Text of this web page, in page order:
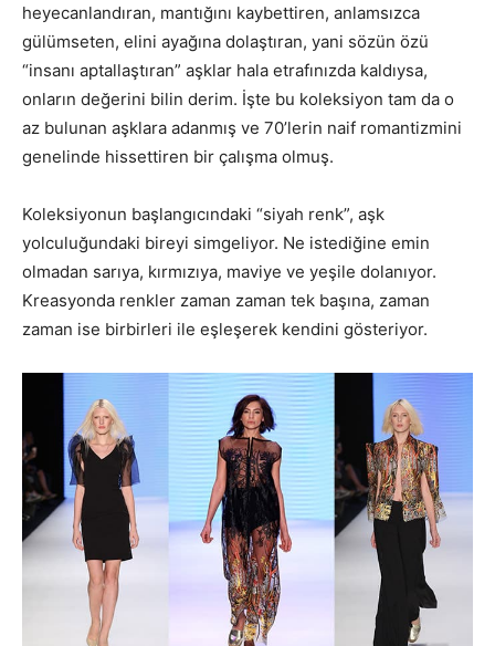
heyecanlandıran, mantığını kaybettiren, anlamsızca
gülümseten, elini ayağına dolaştıran, yani sözün özü
“insanı aptallaştıran” aşklar hala etrafınızda kaldıysa,
onların değerini bilin derim. İşte bu koleksiyon tam da o
az bulunan aşklara adanmış ve 70’lerin naif romantizmini
genelinde hissettiren bir çalışma olmuş.
Koleksiyonun başlangıcındaki “siyah renk”, aşk
yolculuğundaki bireyi simgeliyor. Ne istediğine emin
olmadan sarıya, kırmızıya, maviye ve yeşile dolanıyor.
Kreasyonda renkler zaman zaman tek başına, zaman
zaman ise birbirleri ile eşleşerek kendini gösteriyor.